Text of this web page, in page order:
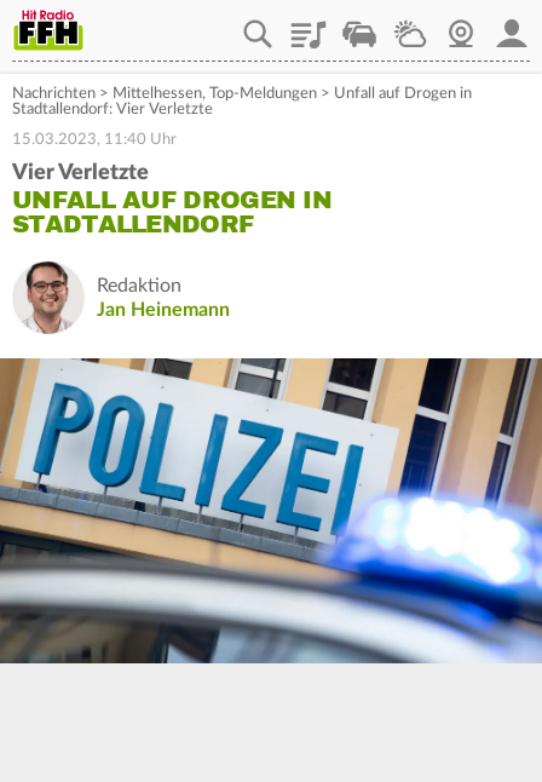
PlaylistStaupilotWetterWebcam
Nachrichten > Mittelhessen, Top-Meldungen > Unfall auf Drogen in
Stadtallendorf: Vier Verletzte
15.03.2023, 11:40 Uhr
Vier Verletzte
UNFALL AUF DROGEN IN
STADTALLENDORF
Redaktion
Jan Heinemann